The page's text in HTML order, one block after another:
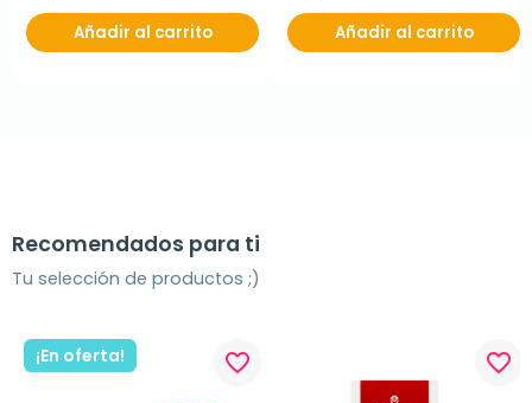
Añadir al carrito Añadir al carrito
Recomendados para ti
Tu selección de productos ;)
¡En oferta! favorite_border favorite_border